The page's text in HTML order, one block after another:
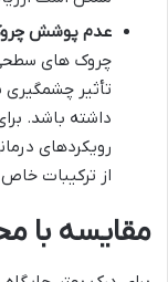
عدم پوشش
چروک های
تأثیر
داشته باشد.
رویکردهای
از ترکیبات
مقایسه با